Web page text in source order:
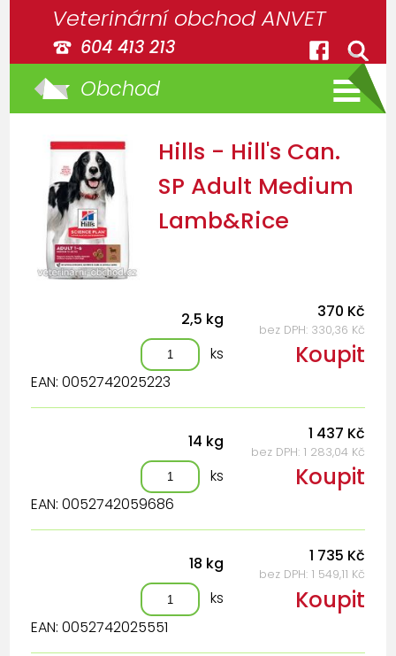
Veterinární obchod ANVET
604 413 213
Obchod
Hills - Hill's Can.
SP Adult Medium
Lamb&Rice
EAN: 0052742025223
2,5 kg 370 Kč
bez DPH: 330,36 Kč
ks Koupit
EAN: 0052742059686
14 kg 1 437 Kč
bez DPH: 1 283,04 Kč
ks Koupit
EAN: 0052742025551
18 kg 1 735 Kč
bez DPH: 1 549,11 Kč
ks Koupit